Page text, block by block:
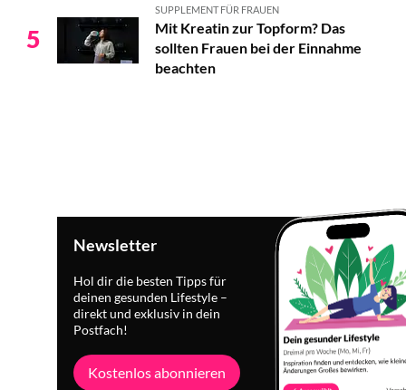
5
SUPPLEMENT FÜR FRAUEN
Mit Kreatin zur Topform? Das
sollten Frauen bei der Einnahme
beachten
Newsletter
Hol dir die besten Tipps für
deinen gesunden Lifestyle –
direkt und exklusiv in dein
Postfach!
Kostenlos abonnieren